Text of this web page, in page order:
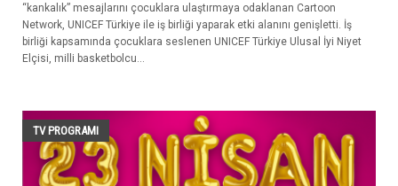
“kankalık” mesajlarını çocuklara ulaştırmaya odaklanan Cartoon
Network, UNICEF Türkiye ile iş birliği yaparak etki alanını genişletti. İş
birliği kapsamında çocuklara seslenen UNICEF Türkiye Ulusal İyi Niyet
Elçisi, milli basketbolcu...
TV PROGRAMI